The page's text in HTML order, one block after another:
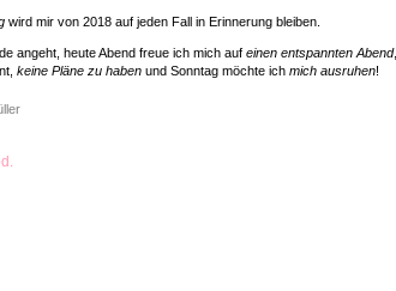
wird mir von 2018 auf jeden Fall in Erinnerung bleiben.
angeht, heute Abend freue ich mich auf einen entspannten Abend,
keine Pläne zu haben und Sonntag möchte ich mich ausruhen!